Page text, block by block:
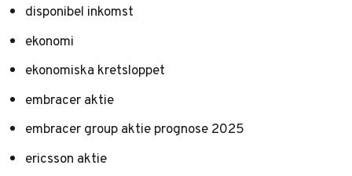
disponibel inkomst
ekonomi
ekonomiska kretsloppet
embracer aktie
embracer group aktie prognose 2025
ericsson aktie